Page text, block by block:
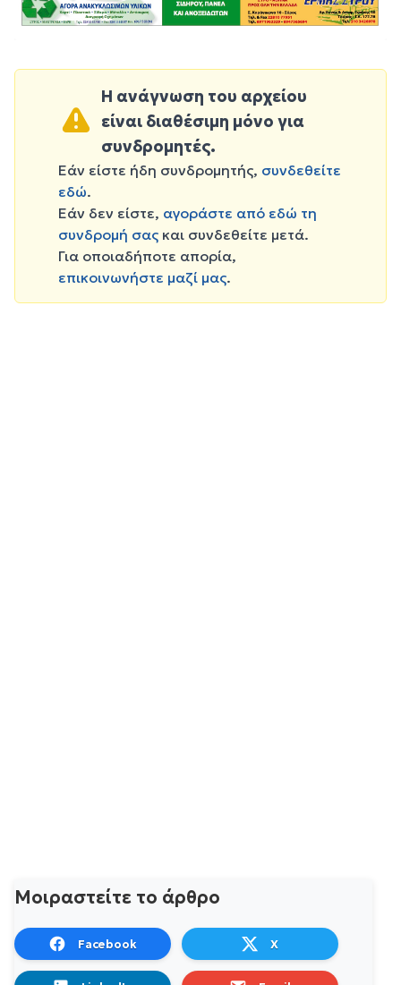
Η ανάγνωση του αρχείου
είναι διαθέσιμη μόνο για
συνδρομητές.
Εάν είστε ήδη συνδρομητής, συνδεθείτε
εδώ.
Εάν δεν είστε, αγοράστε από εδώ τη
συνδρομή σας και συνδεθείτε μετά.
Για οποιαδήποτε απορία,
επικοινωνήστε μαζί μας.
Μοιραστείτε το άρθρο
Facebook X